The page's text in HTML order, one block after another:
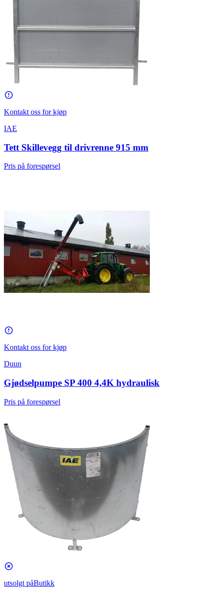
Kontakt oss for kjøp
IAE
Tett Skillevegg til drivrenne 915 mm
Pris på forespørsel
Kontakt oss for kjøp
Duun
Gjødselpumpe SP 400 4,4K hydraulisk
Pris på forespørsel
utsolgt påButikk